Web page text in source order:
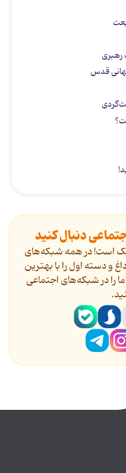
رهبری
قدس
دنبال کنید
است! در همه شبکه‌های
و دسته اول را با بهترین
را در شبکه‌های اجتماعی